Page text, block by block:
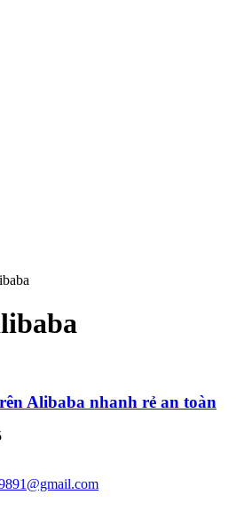
Alibaba nhanh rẻ an toàn